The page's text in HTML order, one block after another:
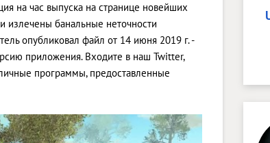
на час выпуска на странице новейших
излечены банальные неточности
опубликовал файл от 14 июня 2019 г. -
приложения. Входите в наш Twitter,
программы, предоставленные